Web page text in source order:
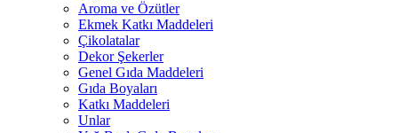
Aroma ve Özütler
Ekmek Katkı Maddeleri
Çikolatalar
Dekor Şekerler
Genel Gıda Maddeleri
Gıda Boyaları
Katkı Maddeleri
Unlar